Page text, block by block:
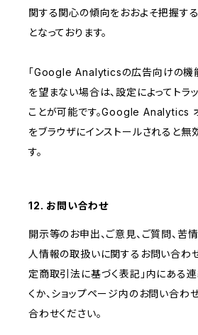
関する関心の傾向をおおよそ把握す
となっております。
「Google Analyticsの広告向けの機
を望まない場合は、設定によってトラ
ことが可能です。Google Analytics
をブラウザにインストールされると無
す。
12. お問い合わせ
開示等のお申出、ご意見、ご質問、苦
人情報の取扱いに関するお問い合わせ
定商取引法に基づく表記」内にある
くか、ショップページ内のお問い合わ
合わせください。